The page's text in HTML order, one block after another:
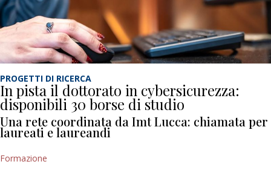
PROGETTI DI RICERCA
In pista il dottorato in cybersicurezza:
disponibili 30 borse di studio
Una rete coordinata da Imt Lucca: chiamata per
laureati e laureandi
Formazione